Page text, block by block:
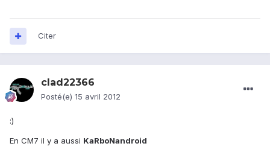
Citer
clad22366
Posté(e) 15 avril 2012
:)
En CM7 il y a aussi KaRboNandroid